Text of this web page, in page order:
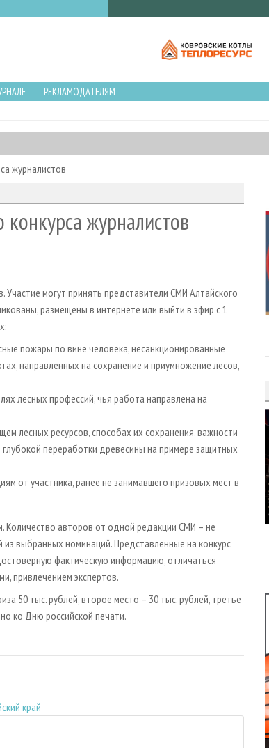
РЕКЛАМОДАТЕЛЯМ
журналистов
конкурса журналистов
могут принять представители СМИ Алтайского
размещены в интернете или выйти в эфир с 1
пожары по вине человека, несанкционированные
направленных на сохранение и приумножение лесов,
лесных профессий, чья работа направлена на
лесных ресурсов, способах их сохранения, важности
переработки древесины на примере защитных
от участника, ранее не занимавшего призовых мест в
Количество авторов от одной редакции СМИ – не
выбранных номинаций. Представленные на конкурс
фактическую информацию, отличаться
привлечением экспертов.
50 тыс. рублей, второе место – 30 тыс. рублей, третье
ко Дню российской печати.
край